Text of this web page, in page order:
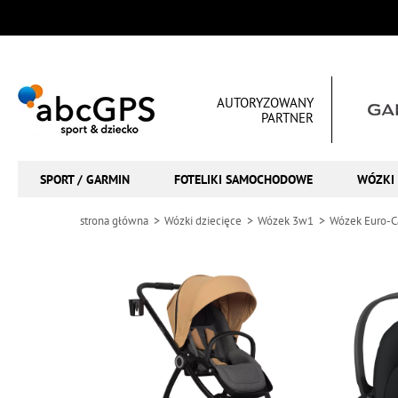
AUTORYZOWANY
PARTNER
SPORT / GARMIN FOTELIKI SAMOCHODOWE WÓZKI
strona główna Wózki dziecięce Wózek 3w1 Wózek Euro-